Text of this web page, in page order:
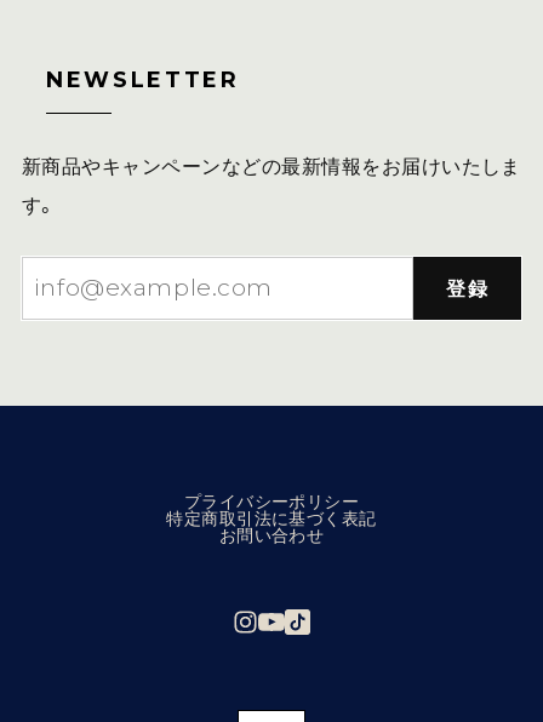
NEWSLETTER
新商品やキャンペーンなどの最新情報をお届けいたしま
す。
登録
プライバシーポリシー
特定商取引法に基づく表記
お問い合わせ